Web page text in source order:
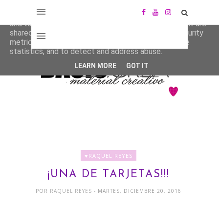
♥RAQUEL REYES
¡UNA DE TARJETAS!!!
POR RAQUEL REYES- MARTES, DICIEMBRE 20, 2016
This site uses cookies from Google to deliver its services
and to analyze traffic. Your IP address and user-agent are
shared with Google along with performance and security
metrics to ensure quality of service, generate usage
statistics, and to detect and address abuse.
LEARN MORE GOT IT